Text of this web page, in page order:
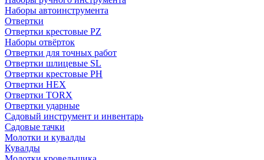
Наборы автоинструмента
Отвертки
Отвертки крестовые PZ
Наборы отвёрток
Отвертки для точных работ
Отвертки шлицевые SL
Отвертки крестовые PH
Отвертки HEX
Отвертки TORX
Отвертки ударные
Садовый инструмент и инвентарь
Садовые тачки
Молотки и кувалды
Кувалды